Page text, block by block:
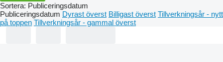
Sortera: Publiceringsdatum
Publiceringsdatum Dyrast överst Billigast överst Tillverkningsår - nytt
på toppen Tillverkningsår - gammal överst